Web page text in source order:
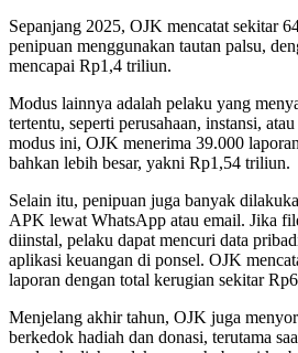
Sepanjang 2025, OJK mencatat sekitar
penipuan menggunakan tautan palsu,
mencapai Rp1,4 triliun.
Modus lainnya adalah pelaku yang
tertentu, seperti perusahaan, instansi,
modus ini, OJK menerima 39.000
bahkan lebih besar, yakni Rp1,54 triliun.
Selain itu, penipuan juga banyak
APK lewat WhatsApp atau email. Jika
diinstal, pelaku dapat mencuri data
aplikasi keuangan di ponsel. OJK
laporan dengan total kerugian sekitar
Menjelang akhir tahun, OJK juga
berkedok hadiah dan donasi, terutama